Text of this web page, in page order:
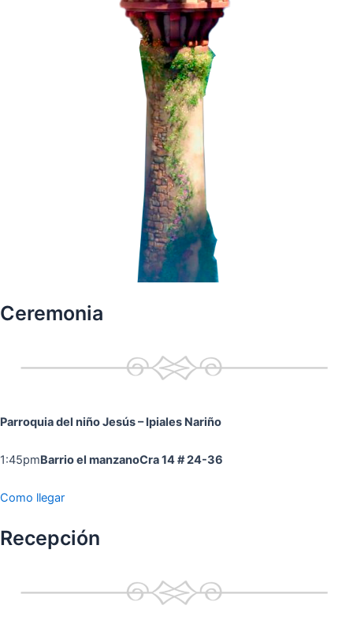
Ceremonia
Parroquia del niño Jesús– Ipiales Nariño
1:45pmBarrio el manzanoCra 14 # 24-36
Como llegar
Recepción